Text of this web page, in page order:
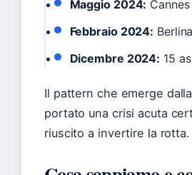
Maggio 2024:
Febbraio 2024:
Dicembre 2024: 15
Il pattern che emerge
portato una crisi acuta
riuscito a invertire la rotta.